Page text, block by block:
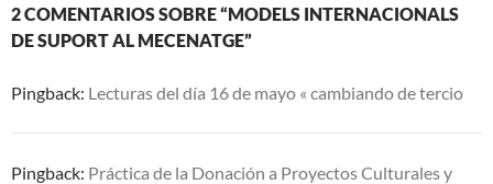
2 COMENTARIOS SOBRE “MODELS INTERNACIONALS
DE SUPORT AL MECENATGE”
Pingback: Lecturas del día 16 de mayo « cambiando de tercio
Pingback: Práctica de la Donación a Proyectos Culturales y